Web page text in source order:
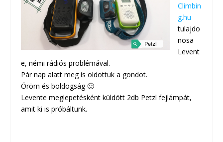
Climbin
g.hu
tulajdo
nosa
Levent
e, némi rádiós problémával.
Pár nap alatt meg is oldottuk a gondot.
Öröm és boldogság 🙂
Levente meglepetésként küldött 2db Petzl fejlámpát,
amit ki is próbáltunk.